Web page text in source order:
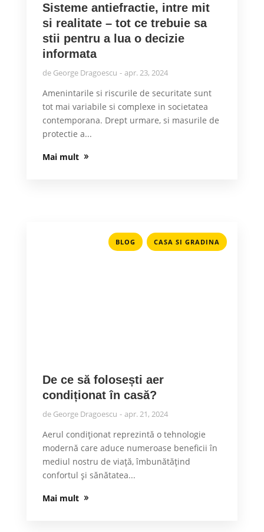
Sisteme antiefractie, intre mit
si realitate – tot ce trebuie sa
stii pentru a lua o decizie
informata
de George Dragoescu apr. 23, 2024
Amenintarile si riscurile de securitate sunt
tot mai variabile si complexe in societatea
contemporana. Drept urmare, si masurile de
protectie a...
Mai mult
BLOG , CASA SI GRADINA
De ce să folosești aer
condiționat în casă?
de George Dragoescu apr. 21, 2024
Aerul condiționat reprezintă o tehnologie
modernă care aduce numeroase beneficii în
mediul nostru de viață, îmbunătățind
confortul și sănătatea...
Mai mult